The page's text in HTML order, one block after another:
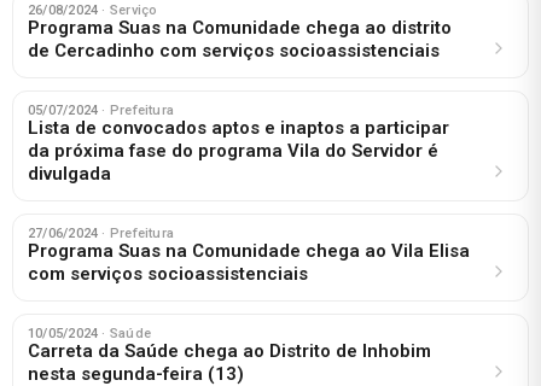
26/08/2024 · Serviço
Programa Suas na Comunidade chega ao distrito
de Cercadinho com serviços socioassistenciais
05/07/2024 · Prefeitura
Lista de convocados aptos e inaptos a participar
da próxima fase do programa Vila do Servidor é
divulgada
27/06/2024 · Prefeitura
Programa Suas na Comunidade chega ao Vila Elisa
com serviços socioassistenciais
10/05/2024 · Saúde
Carreta da Saúde chega ao Distrito de Inhobim
nesta segunda-feira (13)